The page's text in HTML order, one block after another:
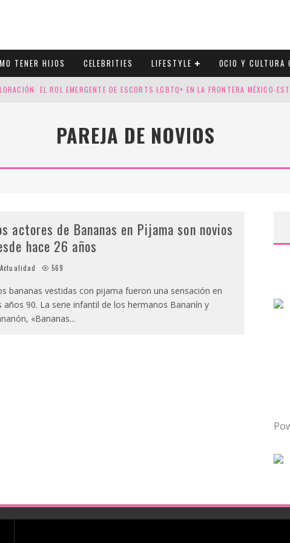
TENER HIJOS CELEBRITIES LIFESTYLE OCIO Y CULTURA
EL ROL EMERGENTE DE ESCORTS LGBTQ+ EN LA FRONTERA MÉXICO-
CUATRO SELLOS QUE HONRAN LA HISTORIA LGTB
PAREJA DE NOVIOS
actores de Bananas en Pijama son novios
hace 26 años
Actualidad 569
bananas vestidas con pijama fueron una sensación en
años 90. La serie infantil de los hermanos Bananín y
«Bananas...